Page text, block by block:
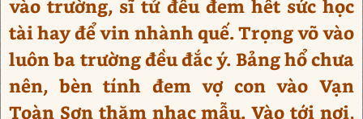
vào trường, sĩ tử đều đem hết sức học
tài hay để vin nhành quế. Trọng võ vào
luôn ba trường đều đắc ý. Bảng hổ chưa
nên, bèn tính đem vợ con vào Vạn
Toàn Sơn thăm nhạc mẫu. Vào tới nơi,